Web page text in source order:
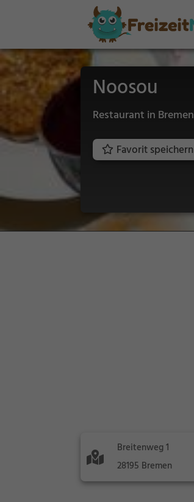
Noosou
Restaurant in Bremen
Favorit speichern
Breitenweg 1
28195 Bremen